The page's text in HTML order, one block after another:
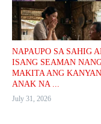
NAPAUPO SA SAHIG
ISANG SEAMAN
MAKITA ANG
ANAK NA ...
July 31, 2026